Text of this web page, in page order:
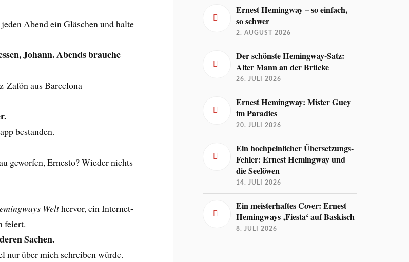
Abend ein Gläschen und halte
Johann. Abends brauche
Zafón aus Barcelona
bestanden.
geworfen, Ernesto? Wieder nichts
Welthervor, ein Internet-
feiert.
Sachen.
nur über mich schreiben würde.
Ernest Hemingway – so einfach,
so schwer
2. AUGUST 2026
Der schönste Hemingway-Satz:
Alter Mann an der Brücke
26. JULI 2026
Ernest Hemingway: Mister Guey
im Paradies
20. JULI 2026
Ein hochpeinlicher Übersetzungs-
Fehler: Ernest Hemingway und
die Seelöwen
14. JULI 2026
Ein meisterhaftes Cover: Ernest
Hemingways ‚Fiesta‘ auf Baskisch
8. JULI 2026